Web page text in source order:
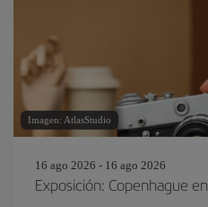
Imagen: AtlasStudio
16 ago 2026 - 16 ago 2026
Exposición: Copenhague